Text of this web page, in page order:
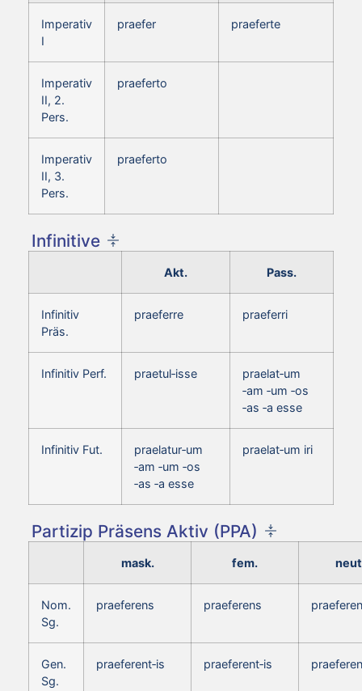
Imperativ
I
praefer praeferte
Imperativ
II, 2.
Pers.
praeferto
Imperativ
II, 3.
Pers.
praeferto
Infinitive
Akt. Pass.
Infinitiv
Präs.
praeferre praeferri
Infinitiv Perf. praetul‑isse
praelat‑um
‑am ‑um ‑os
‑as ‑a esse
Infinitiv Fut.
praelatur‑um
‑am ‑um ‑os
‑as ‑a esse
praelat‑um iri
Partizip Präsens Aktiv (PPA)
mask. fem.
Nom.
Sg.
praeferens praeferens
Gen.
Sg.
praeferent‑is praeferent‑is